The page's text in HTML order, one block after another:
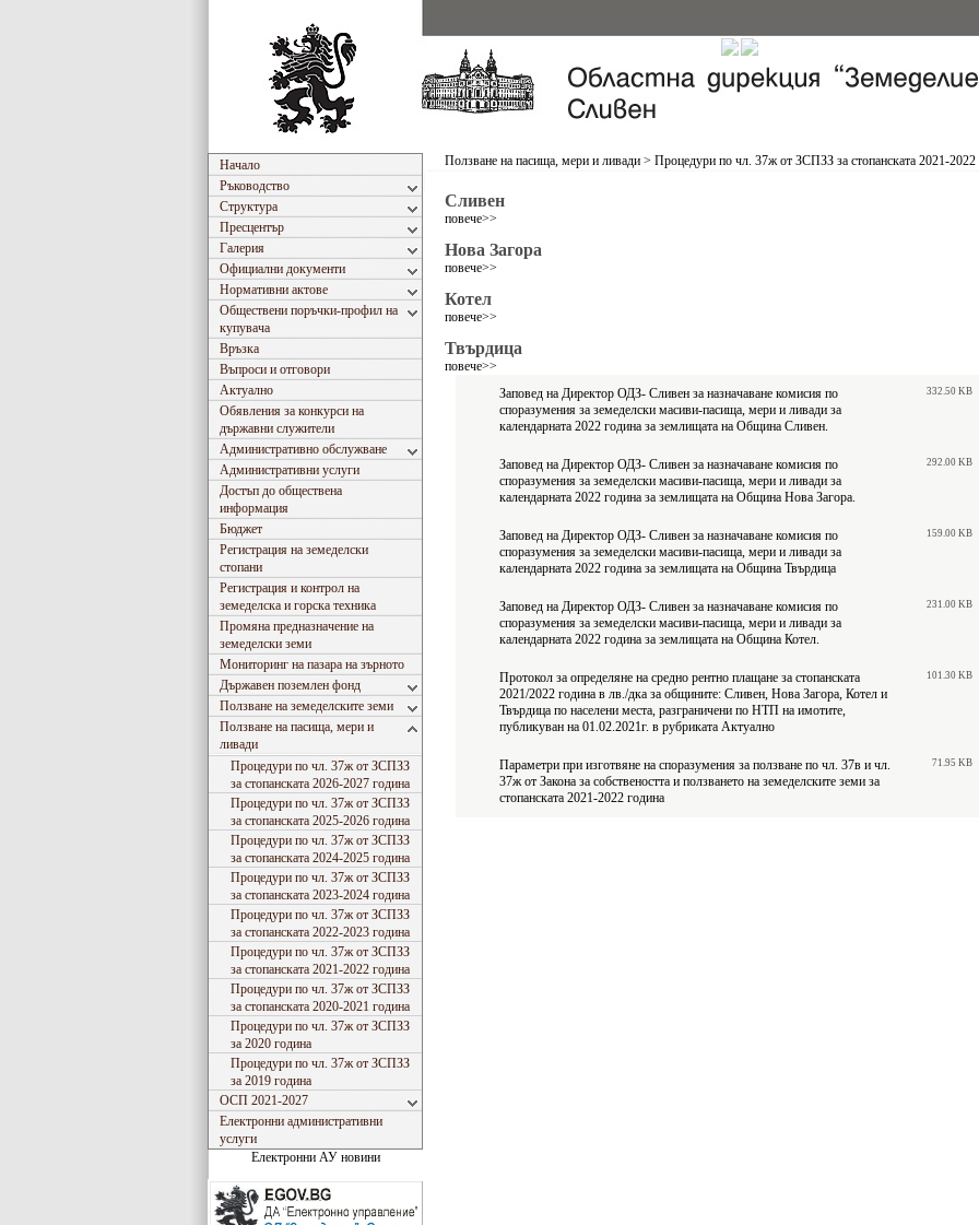
Начало
Ръководство
Структура
Пресцентър
Галерия
Официални документи
Нормативни актове
Обществени поръчки-профил на
купувача
Връзка
Въпроси и отговори
Актуално
Обявления за конкурси на
държавни служители
Административно обслужване
Административни услуги
Достъп до обществена
информация
Бюджет
Регистрация на земеделски
стопани
Регистрация и контрол на
земеделска и горска техника
Промяна предназначение на
земеделски земи
Мониторинг на пазара на зърното
Държавен поземлен фонд
Ползване на земеделските земи
Ползване на пасища, мери и
ливади
Процедури по чл. 37ж от ЗСПЗЗ
за стопанската 2026-2027 година
Процедури по чл. 37ж от ЗСПЗЗ
за стопанската 2025-2026 година
Процедури по чл. 37ж от ЗСПЗЗ
за стопанската 2024-2025 година
Процедури по чл. 37ж от ЗСПЗЗ
за стопанската 2023-2024 година
Процедури по чл. 37ж от ЗСПЗЗ
за стопанската 2022-2023 година
Процедури по чл. 37ж от ЗСПЗЗ
за стопанската 2021-2022 година
Процедури по чл. 37ж от ЗСПЗЗ
за стопанската 2020-2021 година
Процедури по чл. 37ж от ЗСПЗЗ
за 2020 година
Процедури по чл. 37ж от ЗСПЗЗ
за 2019 година
ОСП 2021-2027
Електронни административни
услуги
Електронни АУ новини
Ползване на пасища, мери и ливади > Процедури по чл. 37ж от ЗСПЗЗ за стопанската 2021-2022
Сливен
повече>>
Нова Загора
повече>>
Котел
повече>>
Твърдица
повече>>
Заповед на Директор ОДЗ- Сливен за назначаване комисия по
споразумения за земеделски масиви-пасища, мери и ливади за
календарната 2022 година за землищата на Община Сливен.
332.50 KB
Заповед на Директор ОДЗ- Сливен за назначаване комисия по
споразумения за земеделски масиви-пасища, мери и ливади за
календарната 2022 година за землищата на Община Нова Загора.
292.00 KB
Заповед на Директор ОДЗ- Сливен за назначаване комисия по
споразумения за земеделски масиви-пасища, мери и ливади за
календарната 2022 година за землищата на Община Твърдица
159.00 KB
Заповед на Директор ОДЗ- Сливен за назначаване комисия по
споразумения за земеделски масиви-пасища, мери и ливади за
календарната 2022 година за землищата на Община Котел.
231.00 KB
Протокол за определяне на средно рентно плащане за стопанската
2021/2022 година в лв./дка за общините: Сливен, Нова Загора, Котел и
Твърдица по населени места, разграничени по НТП на имотите,
публикуван на 01.02.2021г. в рубриката Актуално
101.30 KB
Параметри при изготвяне на споразумения за ползване по чл. 37в и чл.
37ж от Закона за собствеността и ползването на земеделските земи за
стопанската 2021-2022 година
71.95 KB
Съгласно Закона за въвеждане на еврото в РБългария, ОДЗ- Сливен ще превалутира всички левови стойности на таксите и тарифите в евро в